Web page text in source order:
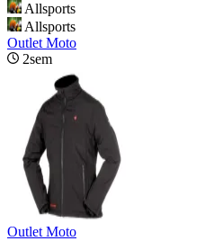
Allsports
Allsports
Outlet Moto
2sem
Outlet Moto